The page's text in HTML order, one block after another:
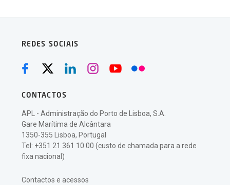
REDES SOCIAIS
CONTACTOS
APL - Administração do Porto de Lisboa, S.A.
Gare Marítima de Alcântara
1350-355 Lisboa, Portugal
Tel: +351 21 361 10 00 (custo de chamada para a rede
fixa nacional)
Contactos e acessos